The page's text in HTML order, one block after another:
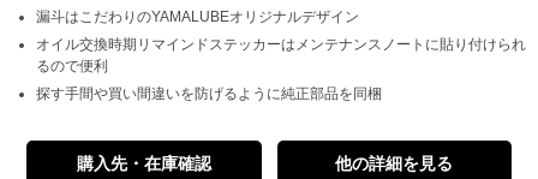
漏斗はこだわりのYAMALUBEオリジナルデザイン
オイル交換時期リマインドステッカーはメンテナンスノートに貼り付けられ
るので便利
探す手間や買い間違いを防げるように純正部品を同梱
購入先・在庫確認 他の詳細を見る